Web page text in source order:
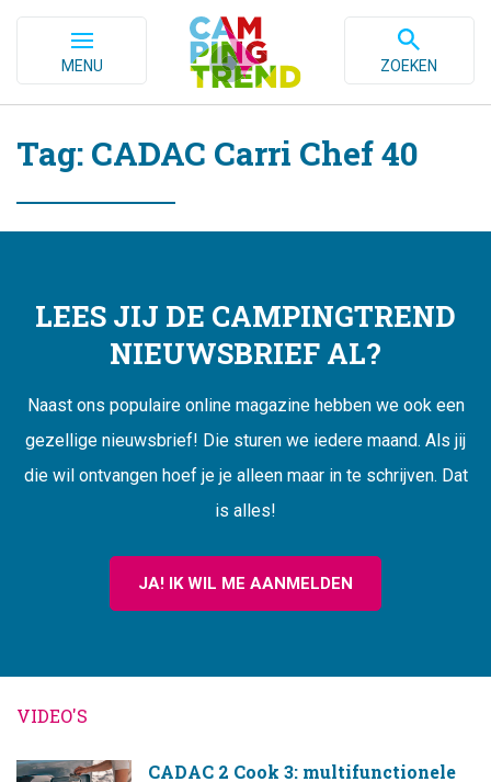
MENU ZOEKEN
Tag: CADAC Carri Chef 40
LEES JIJ DE CAMPINGTREND
NIEUWSBRIEF AL?
Naast ons populaire online magazine hebben we ook een
gezellige nieuwsbrief! Die sturen we iedere maand. Als jij
die wil ontvangen hoef je je alleen maar in te schrijven. Dat
is alles!
JA! IK WIL ME AANMELDEN
VIDEO'S
CADAC 2 Cook 3: multifunctionele